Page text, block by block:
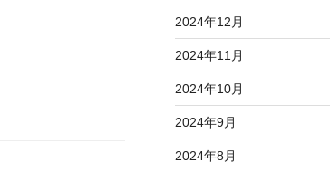
2024年12月
2024年11月
2024年10月
2024年9月
2024年8月